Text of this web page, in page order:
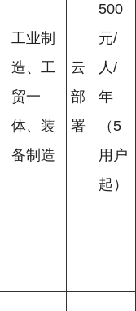
工业制
造、工
贸一
体、装
备制造
云
部
署
500
元/
人/
年
（5
用户
起）